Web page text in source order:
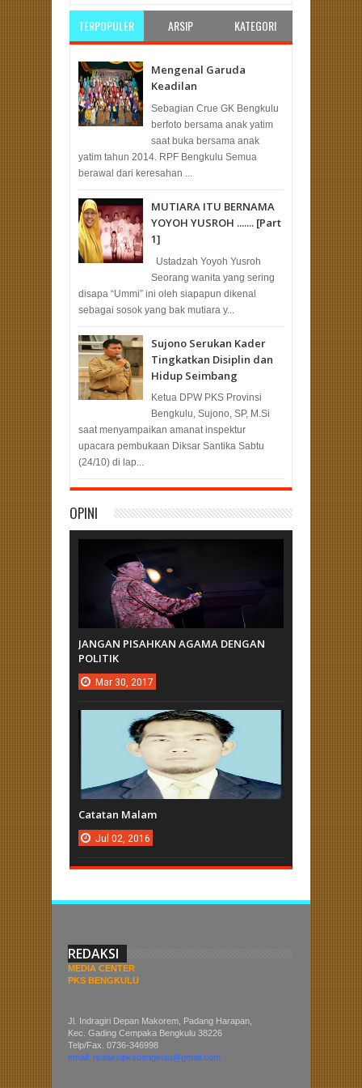
TERPOPULER ARSIP KATEGORI
Mengenal Garuda
Keadilan
Sebagian Crue GK Bengkulu
berfoto bersama anak yatim
saat buka bersama anak
yatim tahun 2014. RPF Bengkulu Semua
berawal dari keresahan ...
MUTIARA ITU BERNAMA
YOYOH YUSROH ....... [Part
1]
Ustadzah Yoyoh Yusroh
Seorang wanita yang sering
disapa “Ummi” ini oleh siapapun dikenal
sebagai sosok yang bak mutiara y...
Sujono Serukan Kader
Tingkatkan Disiplin dan
Hidup Seimbang
Ketua DPW PKS Provinsi
Bengkulu, Sujono, SP, M.Si
saat menyampaikan amanat inspektur
upacara pembukaan Diksar Santika Sabtu
(24/10) di lap...
OPINI
JANGAN PISAHKAN AGAMA DENGAN
POLITIK
Mar 30, 2017
Catatan Malam
Jul 02, 2016
REDAKSI
MEDIA CENTER
PKS BENGKULU
Jl. Indragiri Depan Makorem, Padang Harapan,
Kec. Gading Cempaka Bengkulu 38226
Telp/Fax. 0736-346998
email: redaksipksbengkulu@gmail.com